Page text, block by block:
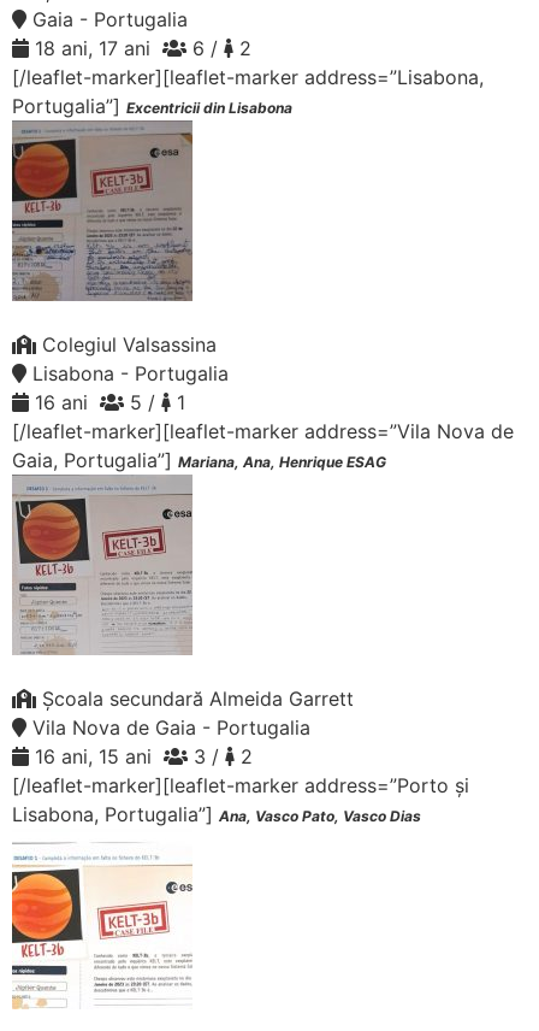
Gaia - Portugalia
18 ani, 17 ani
6 /
2
[/leaflet-marker][leaflet-marker address=”Lisabona,
Portugalia”] Excentricii din Lisabona
Colegiul Valsassina
Lisabona - Portugalia
16 ani
5 /
1
[/leaflet-marker][leaflet-marker address=”Vila Nova de
Gaia, Portugalia”] Mariana, Ana, Henrique ESAG
Școala secundară Almeida Garrett
Vila Nova de Gaia - Portugalia
16 ani, 15 ani
3 /
2
[/leaflet-marker][leaflet-marker address=”Porto și
Lisabona, Portugalia”] Ana, Vasco Pato, Vasco Dias